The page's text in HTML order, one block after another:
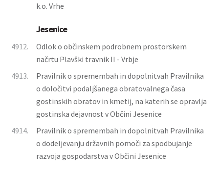
k.o. Vrhe
Jesenice
4912.
Odlok o občinskem podrobnem prostorskem
načrtu Plavški travnik II - Vrbje
4913.
Pravilnik o spremembah in dopolnitvah Pravilnika
o določitvi podaljšanega obratovalnega časa
gostinskih obratov in kmetij, na katerih se opravlja
gostinska dejavnost v Občini Jesenice
4914.
Pravilnik o spremembah in dopolnitvah Pravilnika
o dodeljevanju državnih pomoči za spodbujanje
razvoja gospodarstva v Občini Jesenice